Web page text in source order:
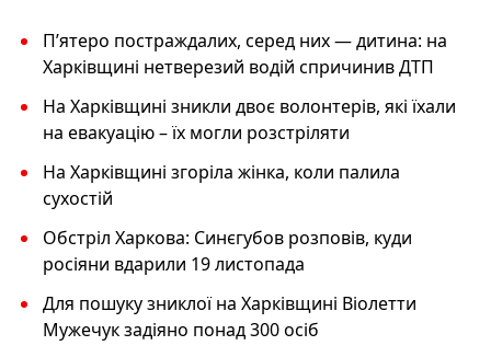
П’ятеро постраждалих, серед них — дитина: на
Харківщині нетверезий водій спричинив ДТП
На Харківщині зникли двоє волонтерів, які їхали
на евакуацію – їх могли розстріляти
На Харківщині згоріла жінка, коли палила
сухостій
Обстріл Харкова: Синєгубов розповів, куди
росіяни вдарили 19 листопада
Для пошуку зниклої на Харківщині Віолетти
Мужечук задіяно понад 300 осіб